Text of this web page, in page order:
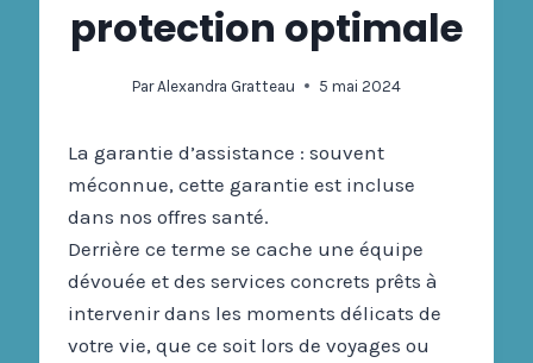
protection optimale
Par Alexandra Gratteau 5 mai 2024
La garantie d’assistance : souvent
méconnue, cette garantie est incluse
dans nos offres santé.
Derrière ce terme se cache une équipe
dévouée et des services concrets prêts à
intervenir dans les moments délicats de
votre vie, que ce soit lors de voyages ou